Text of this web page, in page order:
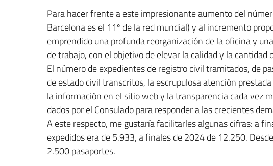
Para hacer frente a este impresionante aumento del
Barcelona es el 11º de la red mundial) y al incremento
emprendido una profunda reorganización de la oficina y
de trabajo, con el objetivo de elevar la calidad y la cantidad
El número de expedientes de registro civil tramitados, de
de estado civil transcritos, la escrupulosa atención
la información en el sitio web y la transparencia cada vez
dados por el Consulado para responder a las crecientes
A este respecto, me gustaría facilitarles algunas cifras: a
expedidos era de 5.933, a finales de 2024 de 12.250.
2.500 pasaportes.